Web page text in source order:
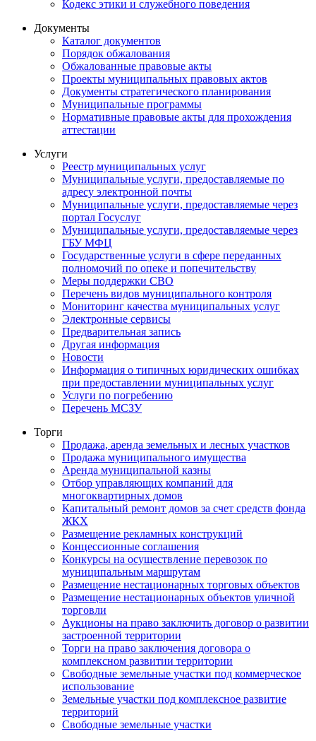
Кодекс этики и служебного поведения
Документы
Каталог документов
Порядок обжалования
Обжалованные правовые акты
Проекты муниципальных правовых актов
Документы стратегического планирования
Муниципальные программы
Нормативные правовые акты для прохождения
аттестации
Услуги
Реестр муниципальных услуг
Муниципальные услуги, предоставляемые по
адресу электронной почты
Муниципальные услуги, предоставляемые через
портал Госуслуг
Муниципальные услуги, предоставляемые через
ГБУ МФЦ
Государственные услуги в сфере переданных
полномочий по опеке и попечительству
Меры поддержки СВО
Перечень видов муниципального контроля
Мониторинг качества муниципальных услуг
Электронные сервисы
Предварительная запись
Другая информация
Новости
Информация о типичных юридических ошибках
при предоставлении муниципальных услуг
Услуги по погребению
Перечень МСЗУ
Торги
Продажа, аренда земельных и лесных участков
Продажа муниципального имущества
Аренда муниципальной казны
Отбор управляющих компаний для
многоквартирных домов
Капитальный ремонт домов за счет средств фонда
ЖКХ
Размещение рекламных конструкций
Концессионные соглашения
Конкурсы на осуществление перевозок по
муниципальным маршрутам
Размещение нестационарных торговых объектов
Размещение нестационарных объектов уличной
торговли
Аукционы на право заключить договор о развитии
застроенной территории
Торги на право заключения договора о
комплексном развитии территории
Свободные земельные участки под коммерческое
использование
Земельные участки под комплексное развитие
территорий
Свободные земельные участки